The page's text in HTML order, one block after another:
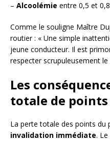
– Alcoolémie entre 0,5 et
Comme le souligne Maître
routier : « Une simple
jeune conducteur. Il est
respecter scrupuleusement
Les
totale de points
La perte totale des points du
invalidation immédiate.